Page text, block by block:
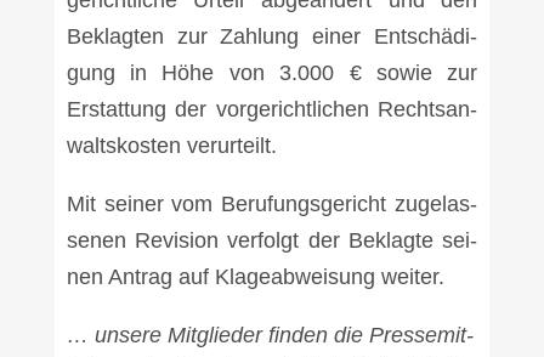
Beklag­ten zur Zah­lung einer Ent­schä­di­
gung in Höhe von 3.000 € sowie zur
Erstat­tung der vor­ge­richt­li­chen Rechts­an­
walts­kos­ten ver­ur­teilt.
Mit sei­ner vom Beru­fungs­ge­richt zuge­las­
se­nen Revi­si­on ver­folgt der Beklag­te sei­
nen Antrag auf Kla­ge­ab­wei­sung wei­ter.
… unse­re Mitglieder fin­den die Pres­se­mit­